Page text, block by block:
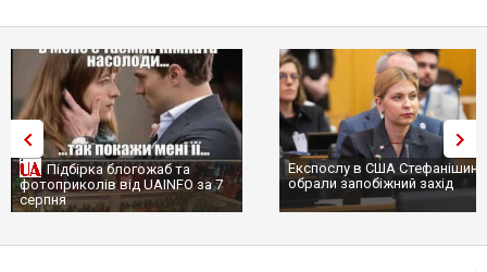
Підбірка блогожаб та
фотоприколів від UAINFO за 7
серпня
Експослу в США
обрали запобіжний захід